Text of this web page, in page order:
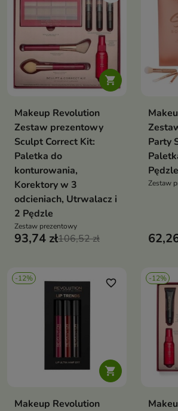

Makeup Revolution
Zestaw prezentowy
Sculpt Correct Kit:
Paletka do
konturowania,
Korektory w 3
odcieniach, Utrwalacz i
2 Pędzle
Zestaw prezentowy
93,74 zł106,52 zł
Party
Zestaw
-12%

favorite_border
Makeup Revolution
-12%